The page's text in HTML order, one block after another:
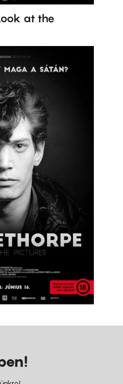
at the